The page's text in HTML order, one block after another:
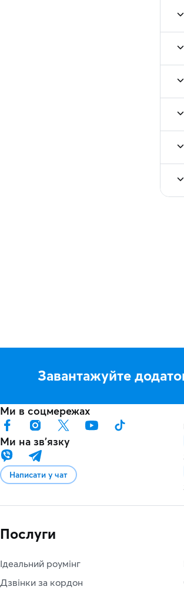
Завантажуйте
Ми в соцмережах
Ми на звʼязку
Написати у чат
Послуги
Ідеальний роумінг
Дзвінки за кордон